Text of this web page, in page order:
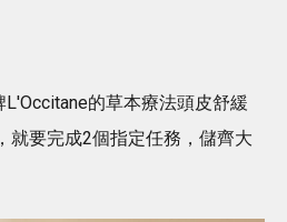
的草本療法頭皮舒緩
就要完成2個指定任務，儲齊大